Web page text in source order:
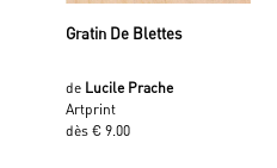
Gratin De Blettes
de Lucile Prache
Artprint
dès € 9.00